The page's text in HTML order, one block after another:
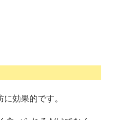
効果的です。